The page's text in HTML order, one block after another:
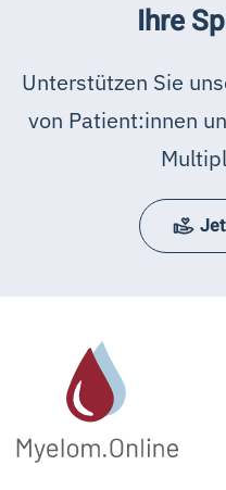
Ihre
Unterstützen Sie
von Patient:innen